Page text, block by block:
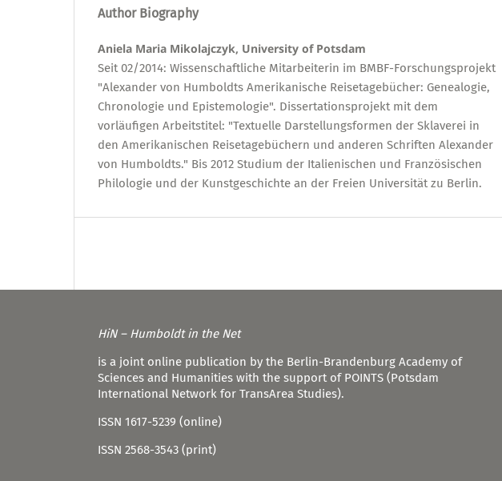
Author Biography
Aniela Maria Mikolajczyk, University of Potsdam
Seit 02/2014: Wissenschaftliche Mitarbeiterin im BMBF-Forschungsprojekt
"Alexander von Humboldts Amerikanische Reisetagebücher: Genealogie,
Chronologie und Epistemologie". Dissertationsprojekt mit dem
vorläufigen Arbeitstitel: "Textuelle Darstellungsformen der Sklaverei in
den Amerikanischen Reisetagebüchern und anderen Schriften Alexander
von Humboldts." Bis 2012 Studium der Italienischen und Französischen
Philologie und der Kunstgeschichte an der Freien Universität zu Berlin.
HiN – Humboldt in the Net
is a joint online publication by the Berlin-Brandenburg Academy of
Sciences and Humanities with the support of POINTS (Potsdam
International Network for TransArea Studies).
ISSN 1617-5239 (online)
ISSN 2568-3543 (print)